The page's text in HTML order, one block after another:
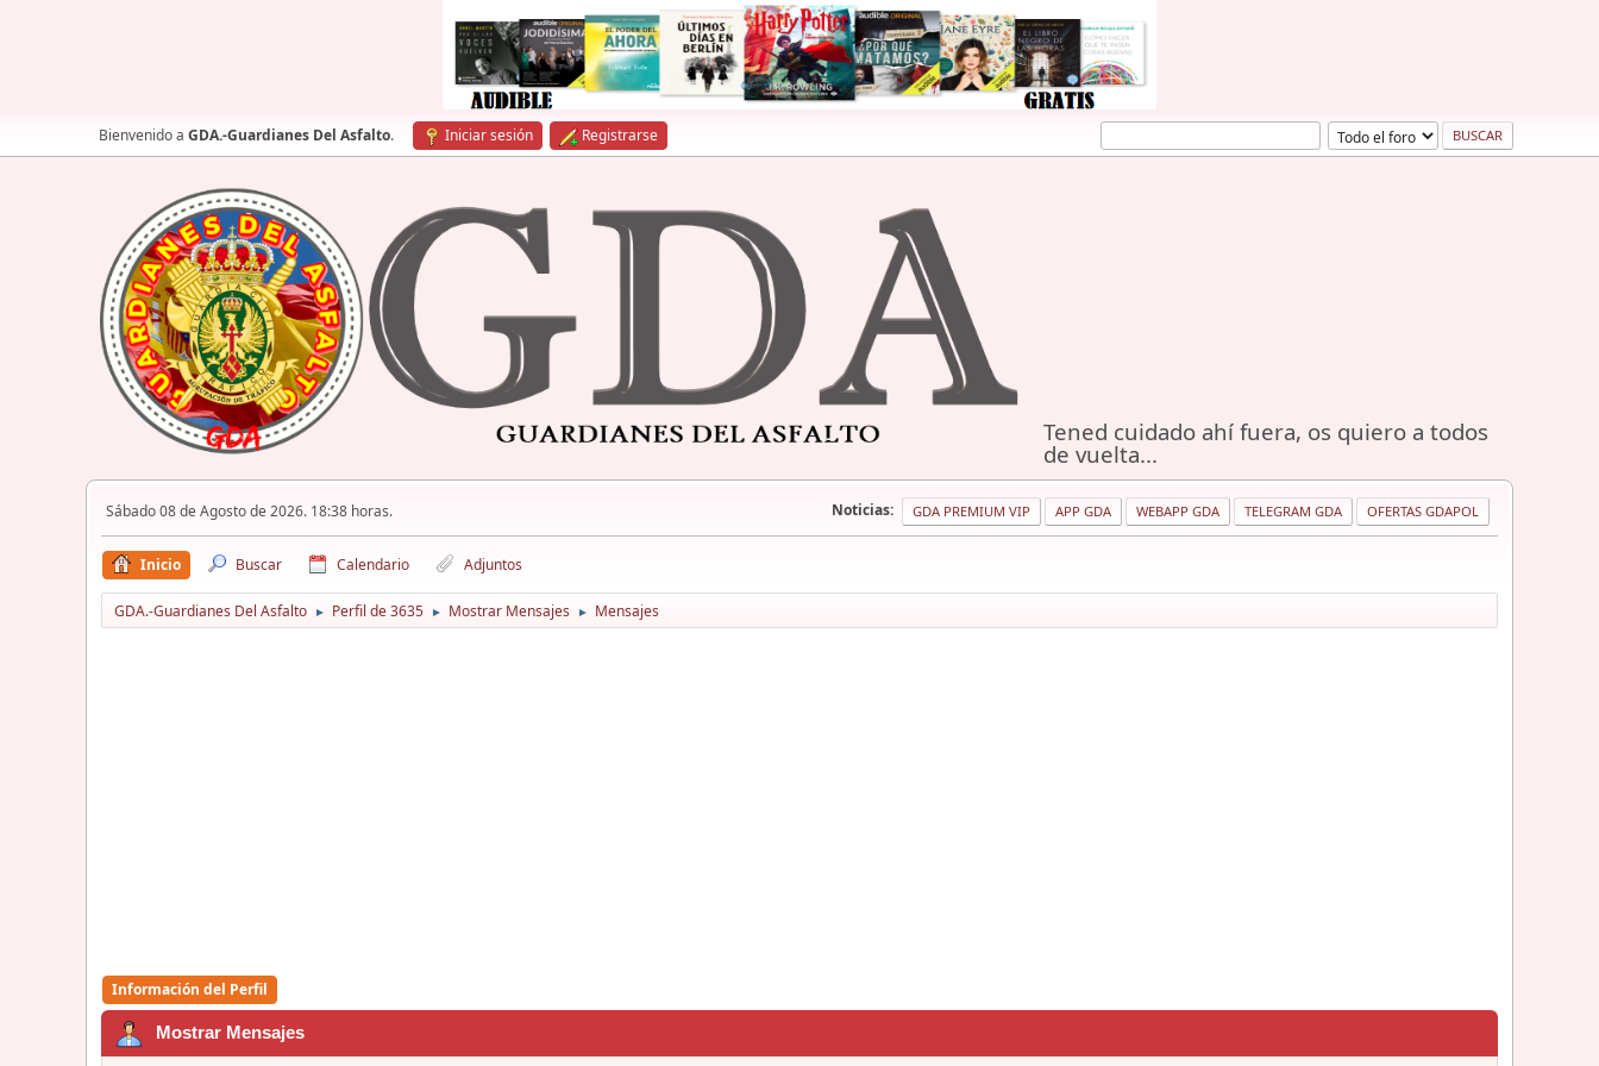
Bienvenido a GDA.-Guardianes Del Asfalto. Iniciar sesión Registrarse
Tened cuidado ahí fuera, os quiero a todos
de vuelta...
Sábado 08 de Agosto de 2026. 18:38 horas. Noticias: GDA PREMIUM VIP APP GDA WEBAPP GDA TELEGRAM GDA OFERTAS GDAPOL
Inicio Buscar Calendario Adjuntos
GDA.-Guardianes Del Asfalto ► Perfil de 3635 ► Mostrar Mensajes ► Mensajes
Información del Perfil
Mostrar Mensajes